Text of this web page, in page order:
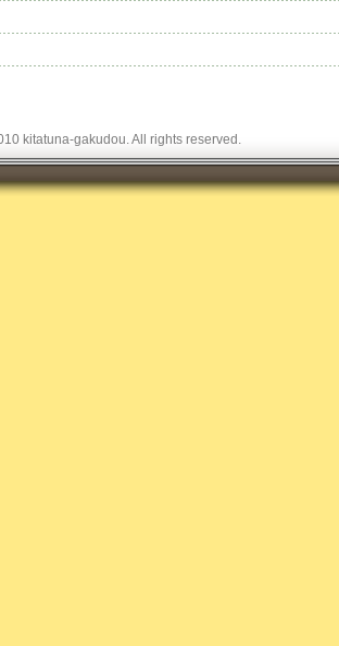
kitatuna-gakudou. All rights reserved.